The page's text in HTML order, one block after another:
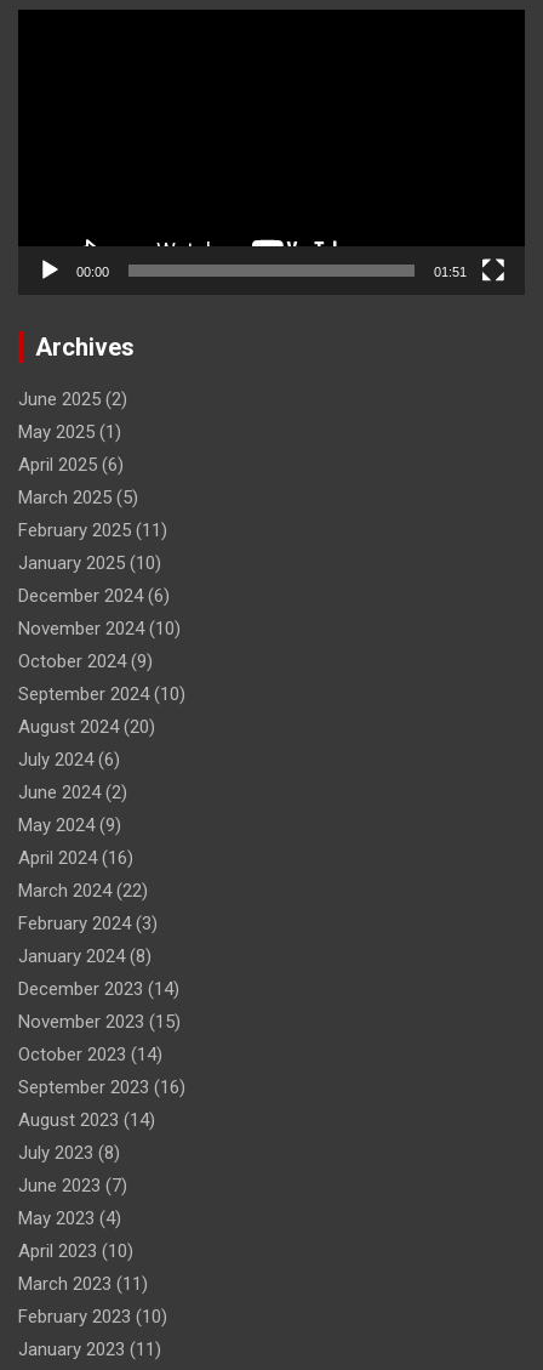
00:00 01:51
Archives
June 2025 (2)
May 2025 (1)
April 2025 (6)
March 2025 (5)
February 2025 (11)
January 2025 (10)
December 2024(6)
November 2024(10)
October 2024(9)
September 2024(10)
August 2024(20)
July 2024(6)
June 2024(2)
May 2024(9)
April 2024(16)
March 2024(22)
February 2024(3)
January 2024(8)
December 2023 (14)
November 2023 (15)
October 2023 (14)
September 2023 (16)
August 2023 (14)
July 2023 (8)
June 2023 (7)
May 2023 (4)
April 2023 (10)
March 2023 (11)
February 2023 (10)
January 2023 (11)